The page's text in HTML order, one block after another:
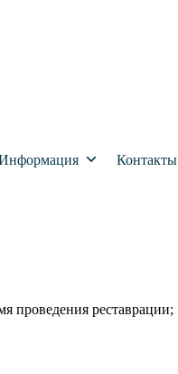
Контакты
проведения реставрации;